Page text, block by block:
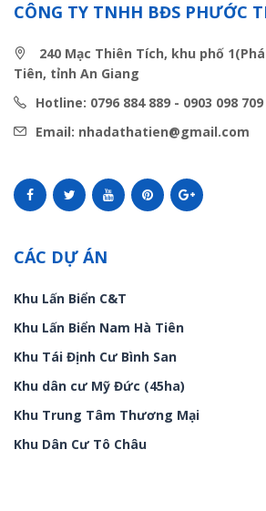
CÔNG TY TNHH BĐS PHƯỚC
240 Mạc Thiên Tích, khu phố
Tiên, tỉnh An Giang
Hotline: 0796 884 889 - 0903 098 709
Email: nhadathatien@gmail.com
CÁC DỰ ÁN
Khu Lấn Biển C&T
Khu Lấn Biển Nam Hà Tiên
Khu Tái Định Cư Bình San
Khu dân cư Mỹ Đức (45ha)
Khu Trung Tâm Thương Mại
Khu Dân Cư Tô Châu